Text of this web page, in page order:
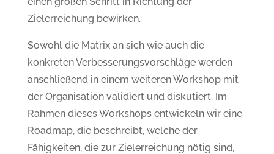
Zielerreichung bewirken.
Sowohl die Matrix an sich wie auch die
konkreten Verbesserungsvorschläge werden
anschließend in einem weiteren Workshop mit
der Organisation validiert und diskutiert. Im
Rahmen dieses Workshops entwickeln wir eine
Roadmap, die beschreibt, welche der
Fähigkeiten, die zur Zielerreichung nötig sind,